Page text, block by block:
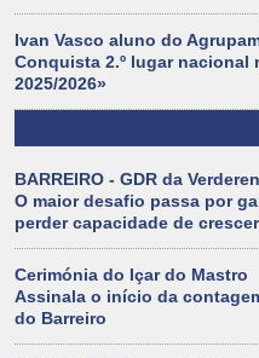
Ivan Vasco aluno do
Conquista 2.º lugar
2025/2026»
BARREIRO - GDR da
O maior desafio passa por
perder capacidade de crescer
Cerimónia do Içar do Mastro
Assinala o início da
do Barreiro